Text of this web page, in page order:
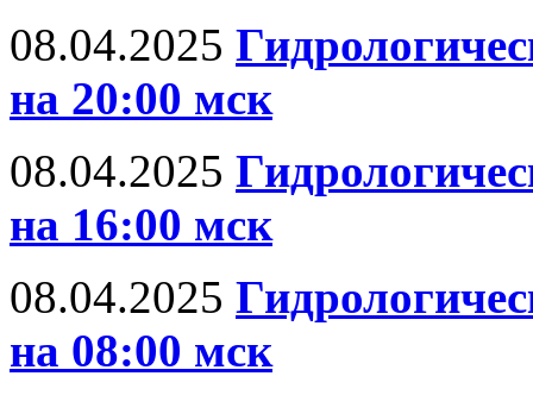
08.04.2025
на 20:00 мск
08.04.2025
на 16:00 мск
08.04.2025
на 08:00 мск